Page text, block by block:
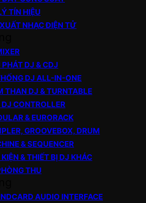
TÍN HIỆU
NHẠC ĐIỆN TỬ
DJ & CDJ
DJ ALL-IN-ONE
THAN DJ & TURNTABLE
DJ CONTROLLER
& EURORACK
GROOVEBOX, DRUM
& SEQUENCER
KIỆN & THIẾT BỊ DJ KHÁC
THU
AUDIO INTERFACE